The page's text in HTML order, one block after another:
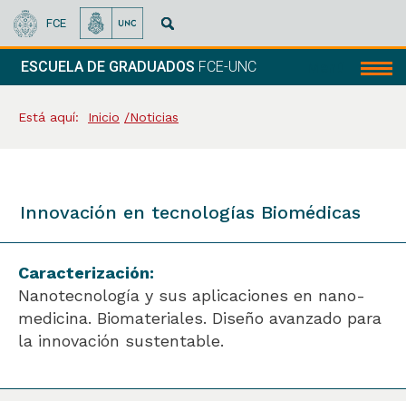
FCE
ESCUELA DE GRADUADOS FCE-UNC
Está aquí: Inicio Noticias
Innovación en tecnologías Biomédicas
Caracterización:
Nanotecnología y sus aplicaciones en nano-
medicina. Biomateriales. Diseño avanzado para
la innovación sustentable.